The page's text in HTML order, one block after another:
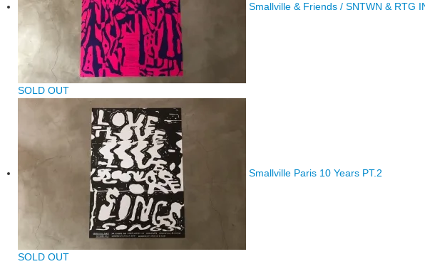
Smallville & Friends / SNTWN & RTG
SOLD OUT
Smallville Paris 10 Years PT.2
SOLD OUT